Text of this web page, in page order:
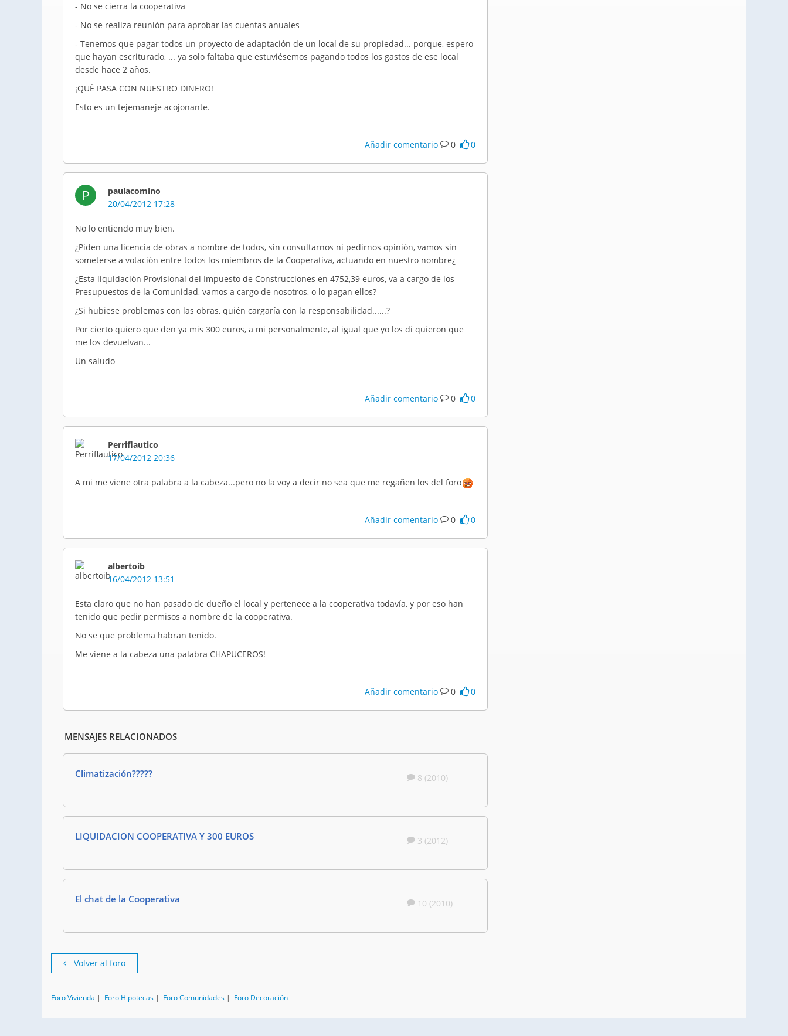
- No se cierra la cooperativa
- No se realiza reunión para aprobar las cuentas anuales
- Tenemos que pagar todos un proyecto de adaptación de un local de su propiedad... porque, espero
que hayan escriturado, ... ya solo faltaba que estuviésemos pagando todos los gastos de ese local
desde hace 2 años.
¡QUÉ PASA CON NUESTRO DINERO!
Esto es un tejemaneje acojonante.
Añadir comentario 0 0
P
paulacomino
20/04/2012 17:28
No lo entiendo muy bien.
¿Piden una licencia de obras a nombre de todos, sin consultarnos ni pedirnos opinión, vamos sin
someterse a votación entre todos los miembros de la Cooperativa, actuando en nuestro nombre¿
¿Esta liquidación Provisional del Impuesto de Construcciones en 4752,39 euros, va a cargo de los
Presupuestos de la Comunidad, vamos a cargo de nosotros, o lo pagan ellos?
¿Si hubiese problemas con las obras, quién cargaría con la responsabilidad......?
Por cierto quiero que den ya mis 300 euros, a mi personalmente, al igual que yo los di quieron que
me los devuelvan...
Un saludo
Añadir comentario 0 0
Perriflautico
17/04/2012 20:36
A mi me viene otra palabra a la cabeza...pero no la voy a decir no sea que me regañen los del foro
Añadir comentario 0 0
albertoib
16/04/2012 13:51
Esta claro que no han pasado de dueño el local y pertenece a la cooperativa todavía, y por eso han
tenido que pedir permisos a nombre de la cooperativa.
No se que problema habran tenido.
Me viene a la cabeza una palabra CHAPUCEROS!
Añadir comentario 0 0
MENSAJES RELACIONADOS
Climatización????? 8 (2010)
LIQUIDACION COOPERATIVA Y 300 EUROS 3 (2012)
El chat de la Cooperativa 10 (2010)
Volver al foro
Foro Vivienda | Foro Hipotecas | Foro Comunidades | Foro Decoración